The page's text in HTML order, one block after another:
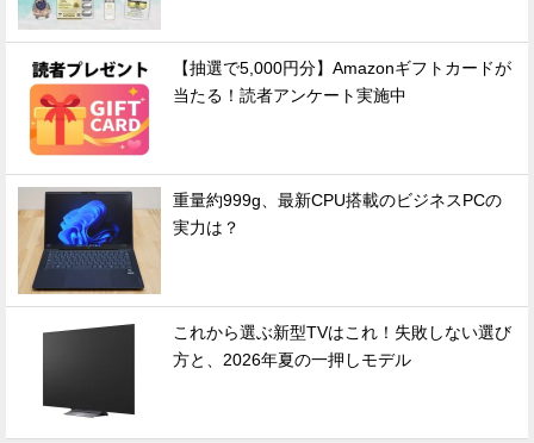
【抽選で5,000円分】Amazonギフトカードが
当たる！読者アンケート実施中
重量約999g、最新CPU搭載のビジネスPCの
実力は？
これから選ぶ新型TVはこれ！失敗しない選び
方と、2026年夏の一押しモデル